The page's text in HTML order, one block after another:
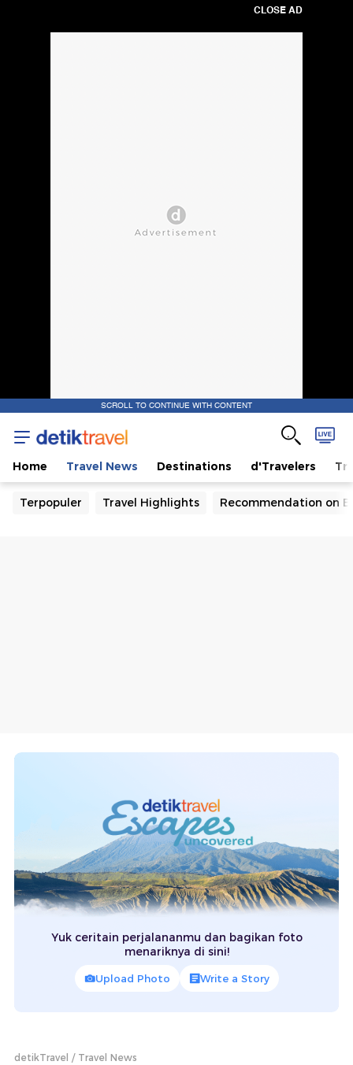
CLOSE AD
SCROLL TO CONTINUE WITH CONTENT
Home Travel News Destinations d'Travelers
Terpopuler Travel Highlights Recommendation on
Yuk ceritain perjalananmu dan bagikan foto
menariknya di sini!
Upload Photo Write a Story
detikTravel Travel News